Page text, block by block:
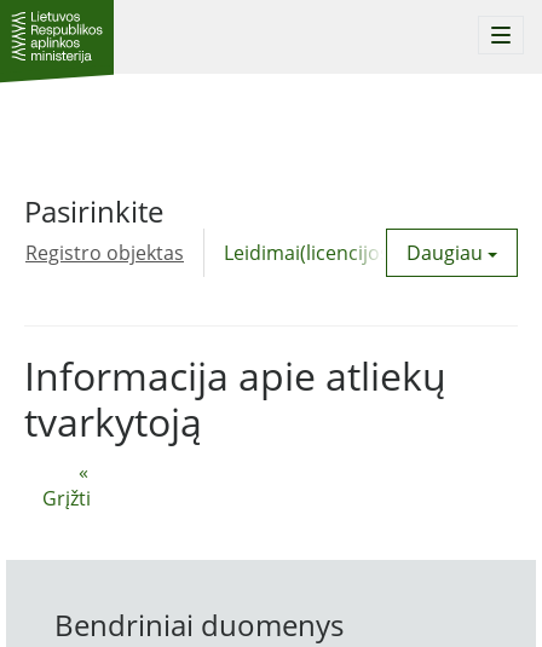
Pasirinkite
Registro objektas Leidimai(licencijos) Daugiau
«
Grįžti
Informacija apie atliekų
tvarkytoją
Bendriniai duomenys